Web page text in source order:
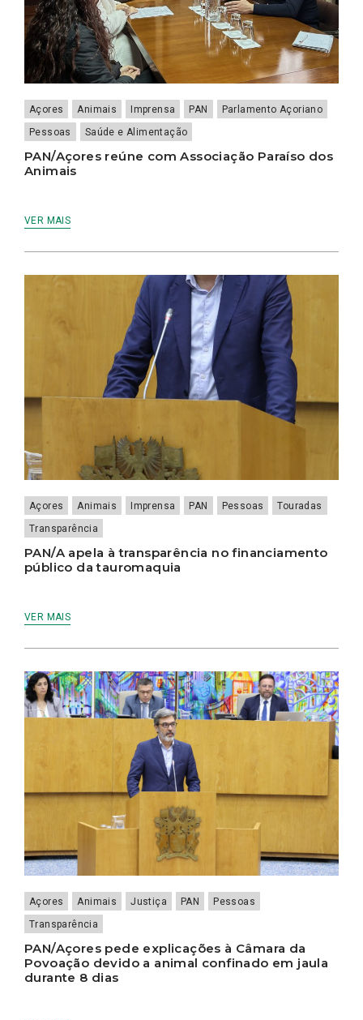
Açores Animais Imprensa PAN
Parlamento Açoriano
Pessoas
Saúde e Alimentação
PAN/Açores reúne com Associação Paraíso dos
Animais
VER MAIS
Açores Animais Imprensa PAN Pessoas
Touradas
Transparência
PAN/A apela à transparência no financiamento
público da tauromaquia
VER MAIS
Açores Animais Justiça PAN
Pessoas
Transparência
PAN/Açores pede explicações à Câmara da
Povoação devido a animal confinado em jaula
durante 8 dias